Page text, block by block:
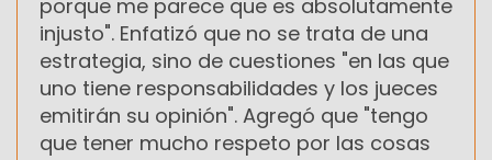
porque me parece que es absolutamente
injusto". Enfatizó que no se trata de una
estrategia, sino de cuestiones "en las que
uno tiene responsabilidades y los jueces
emitirán su opinión". Agregó que "tengo
que tener mucho respeto por las cosas